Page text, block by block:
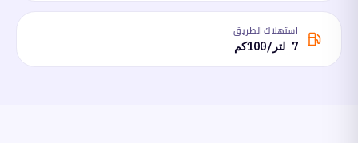
استهلاك الطريق
7 لتر/100كم